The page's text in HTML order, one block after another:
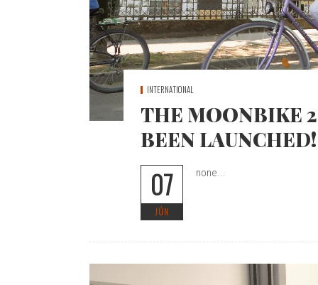
INTERNATIONAL
THE MOONBIKE
BEEN LAUNCHED!
07
JÚN
none...